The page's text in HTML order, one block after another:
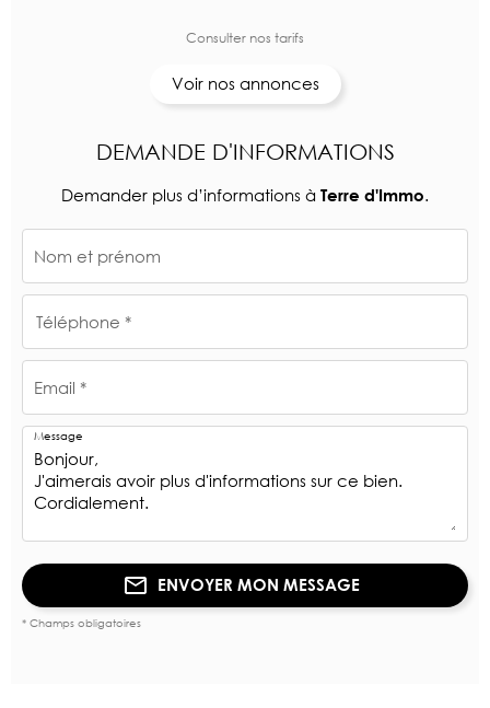
Consulter nos tarifs
Voir nos annonces
DEMANDE D'INFORMATIONS
Demander plus d’informations à Terre d'Immo.
Nom et prénom
Téléphone *
Email *
Message
ENVOYER MON MESSAGE
* Champs obligatoires